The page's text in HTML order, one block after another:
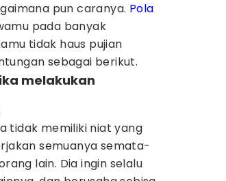
pun caranya. Pola
pada banyak
tidak haus pujian
sebagai berikut.
melakukan
tidak memiliki niat yang
semuanya semata-
lain. Dia ingin selalu